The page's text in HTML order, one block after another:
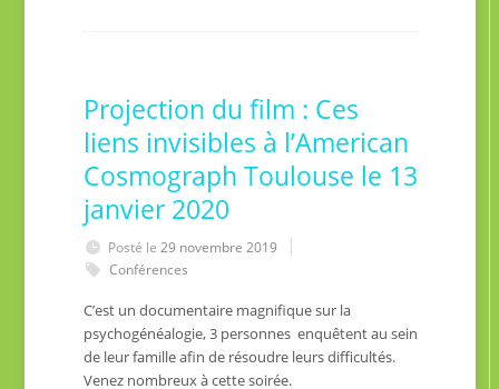
Projection du film : Ces
liens invisibles à l’American
Cosmograph Toulouse le 13
janvier 2020
Posté le 29 novembre 2019
Conférences
C’est un documentaire magnifique sur la
psychogénéalogie, 3 personnes enquêtent au sein
de leur famille afin de résoudre leurs difficultés.
Venez nombreux à cette soirée.